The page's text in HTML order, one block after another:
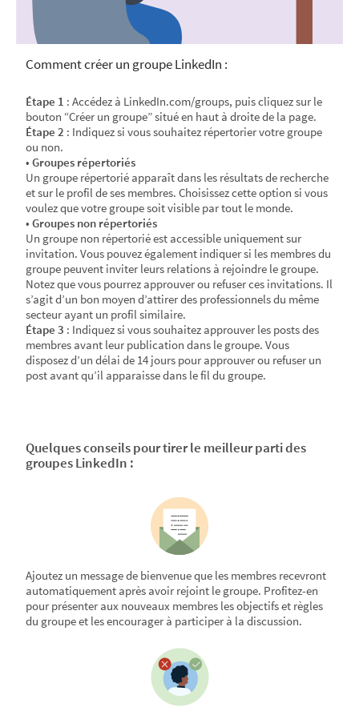
Comment créer un groupe LinkedIn :
Étape 1 : Accédez à LinkedIn.com/groups, puis cliquez sur le
bouton “Créer un groupe” situé en haut à droite de la page.
Étape 2 : Indiquez si vous souhaitez répertorier votre groupe
ou non.
• Groupes répertoriés
Un groupe répertorié apparaît dans les résultats de recherche
et sur le profil de ses membres. Choisissez cette option si vous
voulez que votre groupe soit visible par tout le monde.
• Groupes non répertoriés
Un groupe non répertorié est accessible uniquement sur
invitation. Vous pouvez également indiquer si les membres du
groupe peuvent inviter leurs relations à rejoindre le groupe.
Notez que vous pourrez approuver ou refuser ces invitations. Il
s’agit d’un bon moyen d’attirer des professionnels du même
secteur ayant un profil similaire.
Étape 3 : Indiquez si vous souhaitez approuver les posts des
membres avant leur publication dans le groupe. Vous
disposez d’un délai de 14 jours pour approuver ou refuser un
post avant qu’il apparaisse dans le fil du groupe.
Quelques conseils pour tirer le meilleur parti des
groupes LinkedIn :
Ajoutez un message de bienvenue que les membres recevront
automatiquement après avoir rejoint le groupe. Profitez-en
pour présenter aux nouveaux membres les objectifs et règles
du groupe et les encourager à participer à la discussion.